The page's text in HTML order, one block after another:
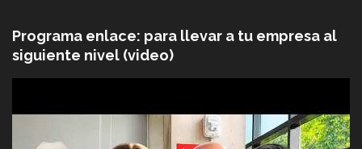
Programa enlace: para llevar a tu empresa al
siguiente nivel (video)